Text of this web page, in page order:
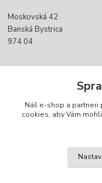
Moskovská 42
Banská Bystrica
974 04
+421 903 152 158
Náš e-shop a partneri
cookies, aby Vám